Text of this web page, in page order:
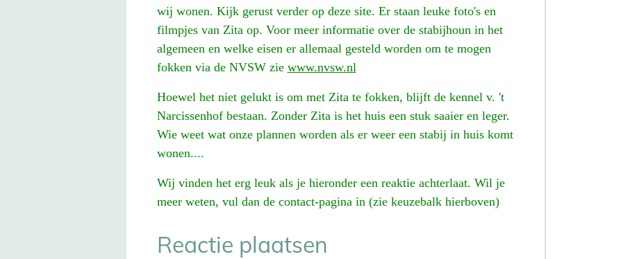
wij wonen. Kijk gerust verder op deze site. Er staan leuke foto's en
filmpjes van Zita op. Voor meer informatie over de stabijhoun in het
algemeen en welke eisen er allemaal gesteld worden om te mogen
fokken via de NVSW zie www.nvsw.nl
Hoewel het niet gelukt is om met Zita te fokken, blijft de kennel v. 't
Narcissenhof bestaan. Zonder Zita is het huis een stuk saaier en leger.
Wie weet wat onze plannen worden als er weer een stabij in huis komt
wonen....
Wij vinden het erg leuk als je hieronder een reaktie achterlaat. Wil je
meer weten, vul dan de contact-pagina in (zie keuzebalk hierboven)
Reactie plaatsen